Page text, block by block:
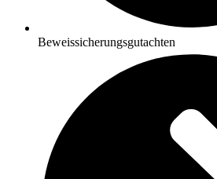
Beweissicherungsgutachten